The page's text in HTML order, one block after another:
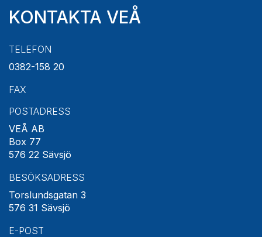
KONTAKTA VEÅ
TELEFON
0382-158 20
FAX
POSTADRESS
VEÅ AB
Box 77
576 22 Sävsjö
BESÖKSADRESS
Torslundsgatan 3
576 31 Sävsjö
E-POST